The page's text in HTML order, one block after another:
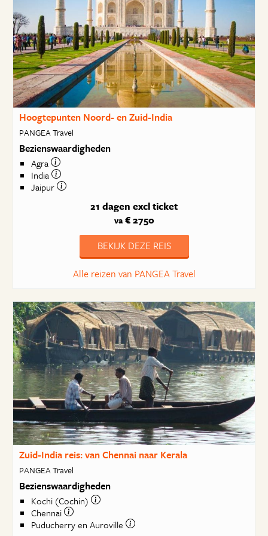
Hoogtepunten Noord- en Zuid-India
PANGEA Travel
Bezienswaardigheden
Agra
India
Jaipur
21 dagen excl ticket
va€ 2750
BEKIJK DEZE REIS
Alle reizen van PANGEA Travel
Zuid-India reis: van Chennai naar Kerala
PANGEA Travel
Bezienswaardigheden
Kochi (Cochin)
Chennai
Puducherry en Auroville